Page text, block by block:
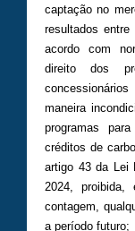
captação no
resultados
acordo com
direito dos
maneira
programas
créditos de
artigo 43 da Lei
2024,
contagem,
a período futuro;